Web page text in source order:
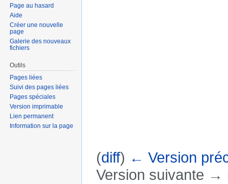
(diff) ← Version
Version suivante →
Page au hasard
Aide
Créer une nouvelle
page
Galerie des nouveaux
fichiers
Outils
Pages liées
Suivi des pages liées
Pages spéciales
Version imprimable
Lien permanent
Information sur la page